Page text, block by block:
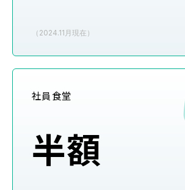
（2024.11月現在）
社員食堂
半額